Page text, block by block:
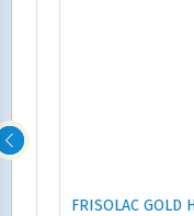
FRISOLAC GOLD